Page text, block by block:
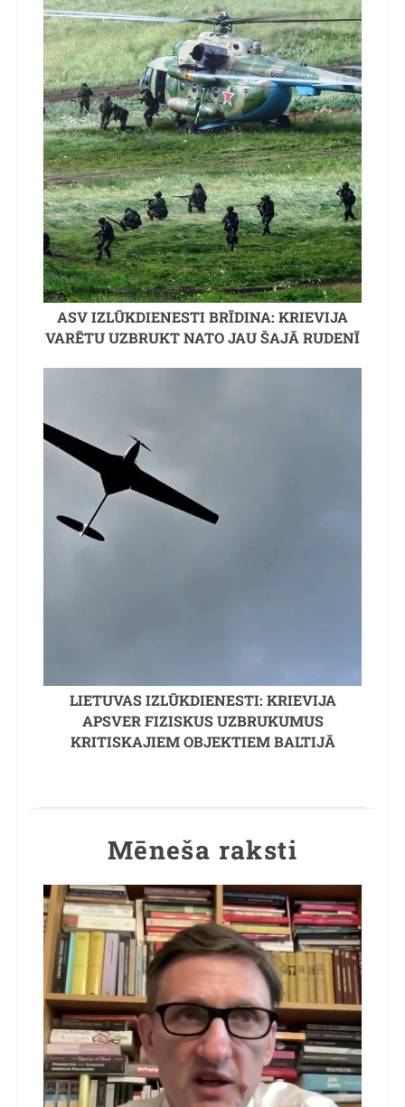
ASV IZLŪKDIENESTI BRĪDINA: KRIEVIJA
VARĒTU UZBRUKT NATO JAU ŠAJĀ RUDENĪ
LIETUVAS IZLŪKDIENESTI: KRIEVIJA
APSVER FIZISKUS UZBRUKUMUS
KRITISKAJIEM OBJEKTIEM BALTIJĀ
Mēneša raksti